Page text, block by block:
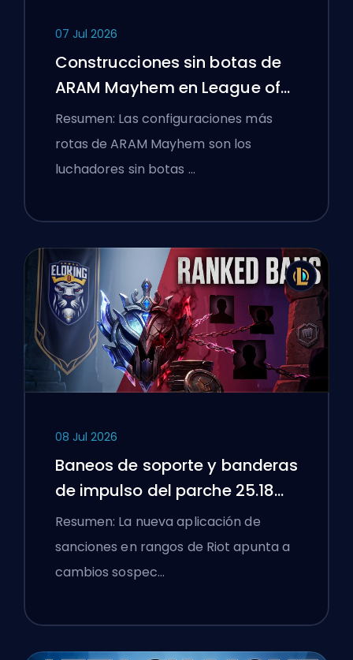
07 Jul 2026
Construcciones sin botas de
ARAM Mayhem en League of
Legends
Resumen: Las configuraciones más
rotas de ARAM Mayhem son los
luchadores sin botas …
08 Jul 2026
Baneos de soporte y banderas
de impulso del parche 25.18
de League of Legends
Resumen: La nueva aplicación de
sanciones en rangos de Riot apunta a
cambios sospec…